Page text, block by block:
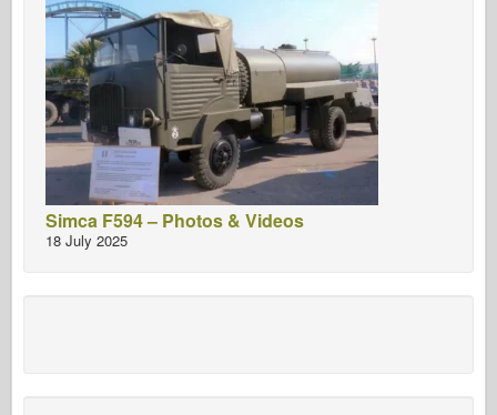
Simca F594 – Photos & Videos
18 July 2025